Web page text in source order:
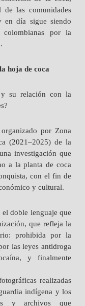
de las comunidades
en día sigue siendo
colombianas por la
hoja de coca
y su relación con la
por Zona
(2021–2025) de la
investigación que
a la planta de coca
con el fin de
y cultural.
el doble lenguaje que
que refleja la
prohibida por la
las leyes antidroga
y finalmente
realizadas
indígena y los
y archivos que